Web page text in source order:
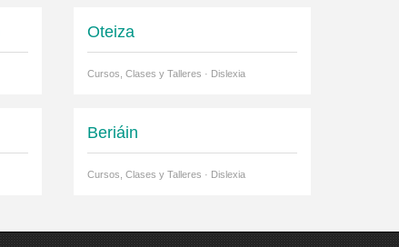
Oteiza
Cursos, Clases y Talleres · Dislexia
Beriáin
Cursos, Clases y Talleres · Dislexia